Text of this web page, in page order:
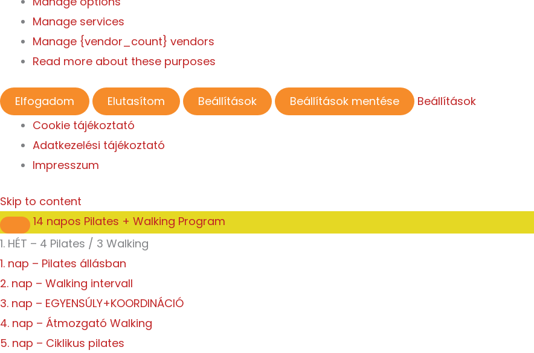
Manage services
Manage {vendor_count} vendors
Read more about these purposes
Elfogadom Elutasítom Beállítások Beállítások mentése
Beállítások
Cookie tájékoztató
Adatkezelési tájékoztató
Impresszum
Skip to content
14 napos Pilates + Walking Program
1. HÉT – 4 Pilates / 3 Walking
1. nap – Pilates állásban
2. nap – Walking intervall
3. nap – EGYENSÚLY+KOORDINÁCIÓ
4. nap – Átmozgató Walking
5. nap – Ciklikus pilates